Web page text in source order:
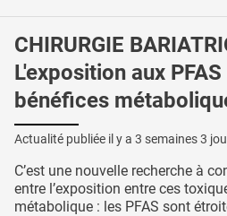
CHIRURGIE
L'exposition aux
bénéfices
Actualité publiée il y a 3 semaines 3
C’est une nouvelle recherche à
entre l’exposition entre ces
métabolique : les PFAS sont